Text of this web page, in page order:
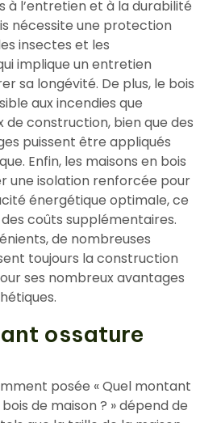
à l’entretien et à la durabilité
nécessite une protection
insectes et les
implique un entretien
sa longévité. De plus, le bois
aux incendies que
de construction, bien que des
puissent être appliqués
Enfin, les maisons en bois
une isolation renforcée pour
énergétique optimale, ce
coûts supplémentaires.
de nombreuses
toujours la construction
ses nombreux avantages
ossature
posée « Quel montant
de maison ? » dépend de